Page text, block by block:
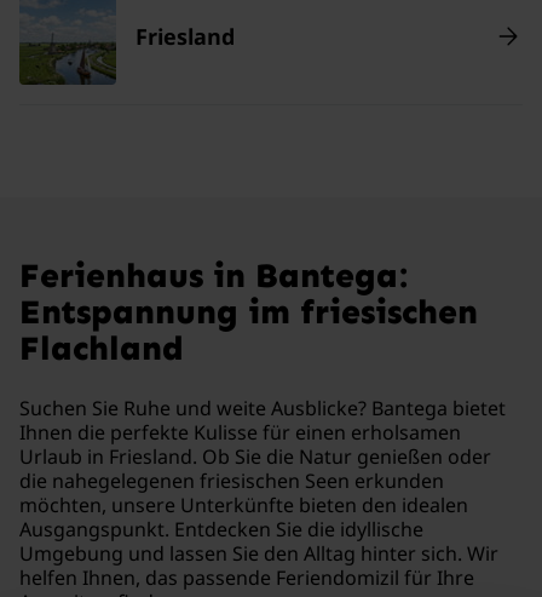
Friesland
Ferienhaus in Bantega:
Entspannung im friesischen
Flachland
Suchen Sie Ruhe und weite Ausblicke? Bantega bietet
Ihnen die perfekte Kulisse für einen erholsamen
Urlaub in Friesland. Ob Sie die Natur genießen oder
die nahegelegenen friesischen Seen erkunden
möchten, unsere Unterkünfte bieten den idealen
Ausgangspunkt. Entdecken Sie die idyllische
Umgebung und lassen Sie den Alltag hinter sich. Wir
helfen Ihnen, das passende Feriendomizil für Ihre